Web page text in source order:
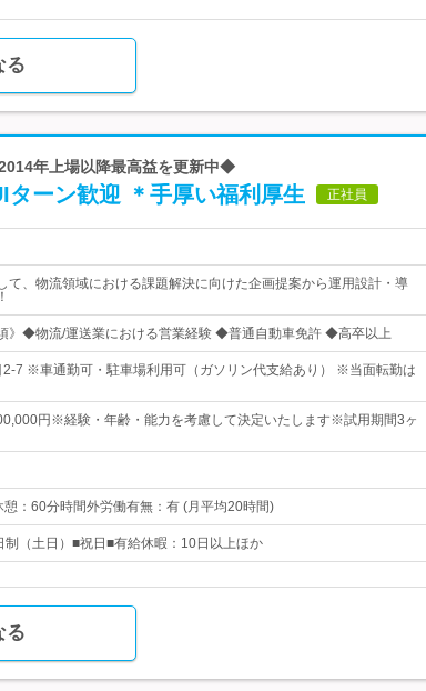
る
年上場以降最高益を更新中◆
ターン歓迎 ＊手厚い福利厚生 正社員
て、物流領域における課題解決に向けた企画提案から運用設計・導
》◆物流/運送業における営業経験 ◆普通自動車免許 ◆高卒以上
7 ※車通勤可・駐車場利用可（ガソリン代支給あり） ※当面転勤は
円※経験・年齢・能力を考慮して決定いたします※試用期間3ヶ
：60分時間外労働有無：有 (月平均20時間)
（土日）■祝日■有給休暇：10日以上ほか
る